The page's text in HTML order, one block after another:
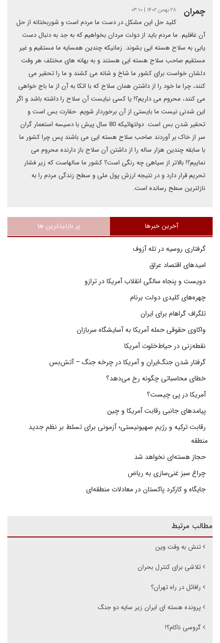
چمران ۲۸ بهمن ۱۴۰۲ | ۰۳:۱۰
کلید حل این مشکل در دست ما مردم است و شوربختانه از حل
آن غافلیم. ما مردم باید از دولت مردان بخواهیم که به جد به دنبال دست
یابی به سلاح هسته ایی بشوند. زمانیکه چندین همسایه ما مستقیم و غیر
مستقیم صاحب سلاح هسته ایی هستند و به بهانه های مختلف هر وقت
دلشان خواست برای کشور ما شاخ و شانه می کشند و ما را تحقیر می
کنند، چرا ما خود را از داشتن همان سلاح که با اتکا به آن از ما باج خواهی
می کنند، محروم می داریم؟! یا کسی نبایست آن سلاح را داشته باشد و اگر
این شدنی نیست ما بایستی از آن برخوردار شویم. حقارت بس است و
تحقیر شدن بس است. دولتهائیکه 80 سال پیش با دسیسه استعمار گران
سر از خاک بر آوردند صاحب سلاح هسته ایی می باشند پس چرا کشور ما
با سابقه چندین هزار ساله را از داشتن آن سلاح باز دارنده محروم می
نماییم؟! بالاتر از سیاهی چه رنگی است؟ کشور ما سالهاست که زیر فشار
تحریم قرار دارد و در نتیجه ارزش پول ملی و سطح زندگی مردم را به
نازلترین سطح رسانده است.
آخرین خبرها پر بازدیدترین ها
گرفتاری روسیه در تله آزوف
امیدهای اقتصاد عراق
دویست و پنجاه سالگی انقلاب آمریکا در ترازو
چهره‌های کلیدی دولت برنام
تلگراف گراهام برای ایران
واکاوی حقوقی حمله آمریکا به آسایشگاه سربازان
نقطه‌زنی در حیاط‌خلوت آمریکا
گرفتار شدن جنگ‌ایران و آمریکا در چرخه جنگ – آتش‌بس
خطای محاسباتی چگونه رخ می‌دهد؟
آمریکا در پی چیست؟
پیامدهای جانبی رقابت آمریکا و چین
رقابت ترکیه و رژیم صهیونیستی؛ آزمونی برای تسلط بر نظم جدید
منطقه
حجاز هسته‌ای نخواهد شد
چراغ سبز غنی‌سازی به ریاض
جایگاه و کارکرد پاکستان در معادلات منطقه‌ای
مطالب مرتبط
تنش به وقت وین
تلاشی برای کنترل بحران
رافائل در راه تهران؟
پرونده هسته ای ایران زیر سایه دو جنگ
گروسی ناکام؟!